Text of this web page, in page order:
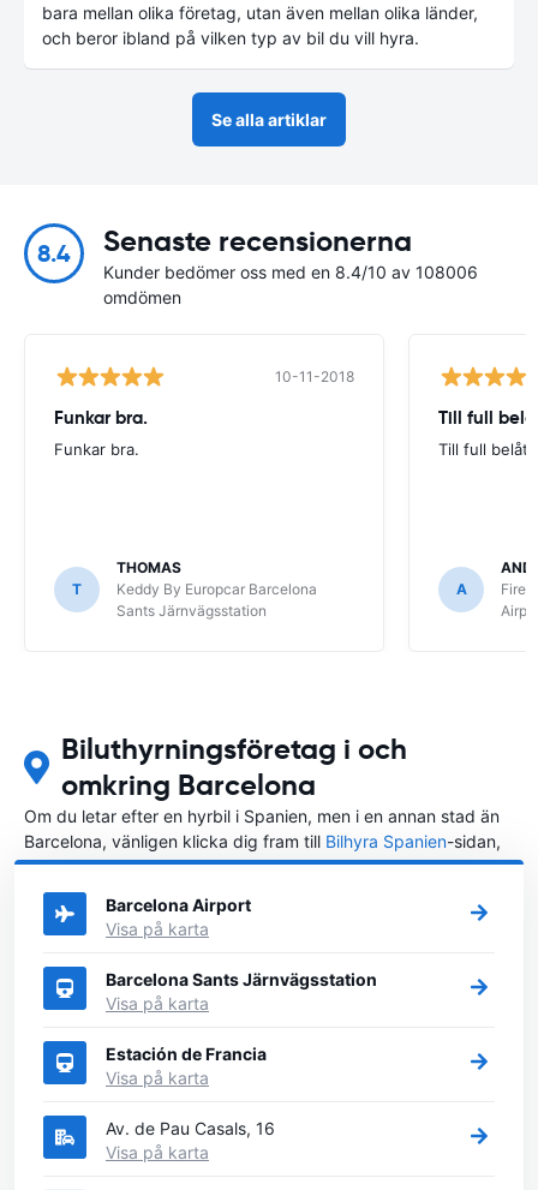
bara mellan olika företag, utan även mellan olika länder,
och beror ibland på vilken typ av bil du vill hyra.
Se alla artiklar
8.4 Senaste recensionerna
Kunder bedömer oss med en 8.4/10 av 108006
omdömen
10-11-2018
Funkar bra.
Funkar bra.
T
THOMAS
Keddy By Europcar Barcelona
Sants Järnvägsstation
Till full
Till full
A
Biluthyrningsföretag i och
omkring Barcelona
Om du letar efter en hyrbil i Spanien, men i en annan stad än
Barcelona, vänligen klicka dig fram till Bilhyra Spanien-sidan,
där du kan välja i vilken stad i Spanien du vill hyra en bil.
Barcelona Airport
Visa på karta
Barcelona Sants Järnvägsstation
Visa på karta
Estación de Francia
Visa på karta
Av. de Pau Casals, 16
Visa på karta